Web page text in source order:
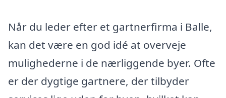
Når du leder efter et gartnerfirma i Balle,
kan det være en god idé at overveje
mulighederne i de nærliggende byer. Ofte
er der dygtige gartnere, der tilbyder